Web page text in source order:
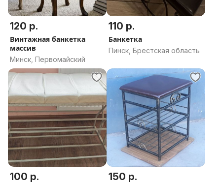
120 р.
Винтажная банкетка
массив
Минск, Первомайский
110 р.
Банкетка
Пинск, Брестская область
100 р. 150 р.